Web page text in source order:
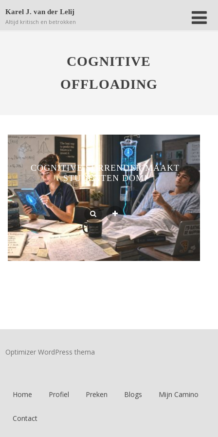
Karel J. van der Lelij
Altijd kritisch en betrokken
COGNITIVE
OFFLOADING
COGNITIVE SURRENDER MAAKT
STUDENTEN DOM!
Optimizer WordPress thema
Home Profiel Preken Blogs Mijn Camino
Contact
jouw computer om achteraf anonieme bezoekersaantallen
terug te kunnen vinden.